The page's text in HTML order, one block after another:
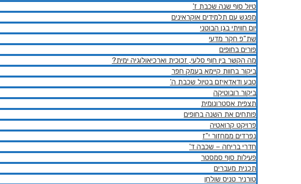
טיול סוף שנה שכבת ז'
מפגש עם תלמידים אוקראינים
יום חוויתי בגן הבוטני
שת"פ חקר מדעי
פורים בחופים
מה הקשר בין חוף סלעי, זכוכית וארכיאולוגיה ימית?
ביקור בחוות קיימא בעמק חפר
טבע ודאדאיזם בטיול שכבת ה'
ביקור רובוטיקה
תצפית אסטרונומית
פותחים את השנה בחופים
פרויקט קרואטיה
נפרדים ממחזור י"ז
חדרי בריחה – שכבה ד'
פעילות סוף סמסטר
תכנית מעברים
טורניר טניס שולחן